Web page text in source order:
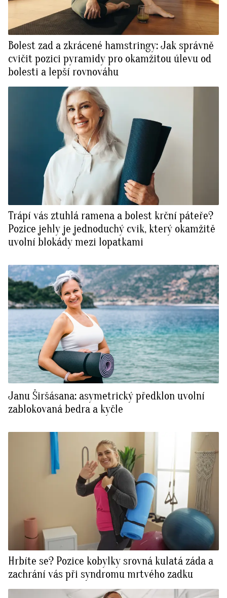
Bolest zad a zkrácené hamstringy: Jak správně
cvičit pozici pyramidy pro okamžitou úlevu od
bolesti a lepší rovnováhu
Trápí vás ztuhlá ramena a bolest krční páteře?
Pozice jehly je jednoduchý cvik, který okamžitě
uvolní blokády mezi lopatkami
Janu Širšásana: asymetrický předklon uvolní
zablokovaná bedra a kyčle
Hrbíte se? Pozice kobylky srovná kulatá záda a
zachrání vás při syndromu mrtvého zadku